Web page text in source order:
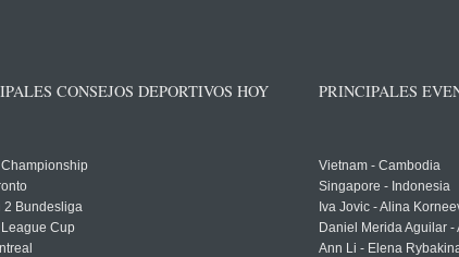
CONSEJOS DEPORTIVOS HOY
2 Bundesliga
Cup
PRINCIPALES
Vietnam - Cambodia
Singapore - Indonesia
Iva Jovic - Alina
Daniel Merida Aguilar -
Ann Li - Elena